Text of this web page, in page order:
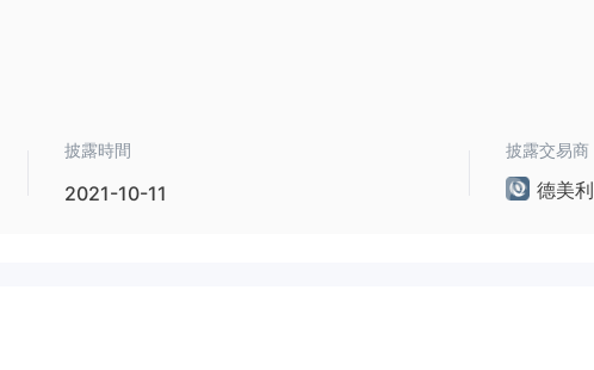
投资相关的风险。
出最终决定之前进行彻底的研究，并权衡潜在风险与收益。通常建议选
披露時間
2021-10-11
披露交易商
德美利